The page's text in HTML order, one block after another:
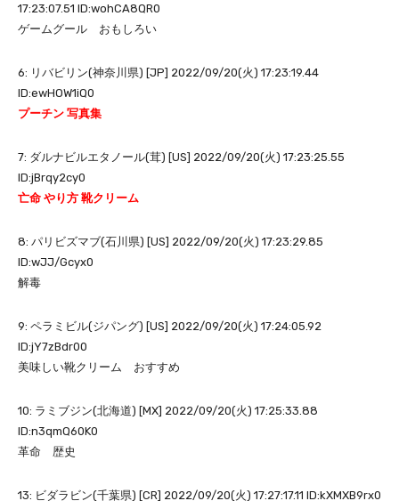
17:23:07.51 ID:wohCA8QR0
ゲームグール おもしろい
6: リバビリン(神奈川県) [JP] 2022/09/20(火) 17:23:19.44
ID:ewHOW1iQ0
プーチン 写真集
7: ダルナビルエタノール(茸) [US] 2022/09/20(火) 17:23:25.55
ID:jBrqy2cy0
亡命 やり方 靴クリーム
8: パリビズマブ(石川県) [US] 2022/09/20(火) 17:23:29.85
ID:wJJ/Gcyx0
解毒
9: ペラミビル(ジパング) [US] 2022/09/20(火) 17:24:05.92
ID:jY7zBdr00
美味しい靴クリーム おすすめ
10: ラミブジン(北海道) [MX] 2022/09/20(火) 17:25:33.88
ID:n3qmQ60K0
革命 歴史
13: ビダラビン(千葉県) [CR] 2022/09/20(火) 17:27:17.11 ID:kXMXB9rx0